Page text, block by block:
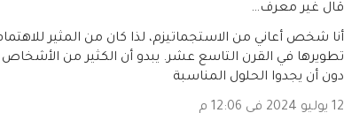
‏قال غير معرف…
أنا شخص أعاني من الاستجماتيزم، لذا كان من المثير
تطويرها في القرن التاسع عشر. يبدو أن الكثير من
دون أن يجدوا الحلول المناسبة
12 يوليو 2024 في 12:06 م